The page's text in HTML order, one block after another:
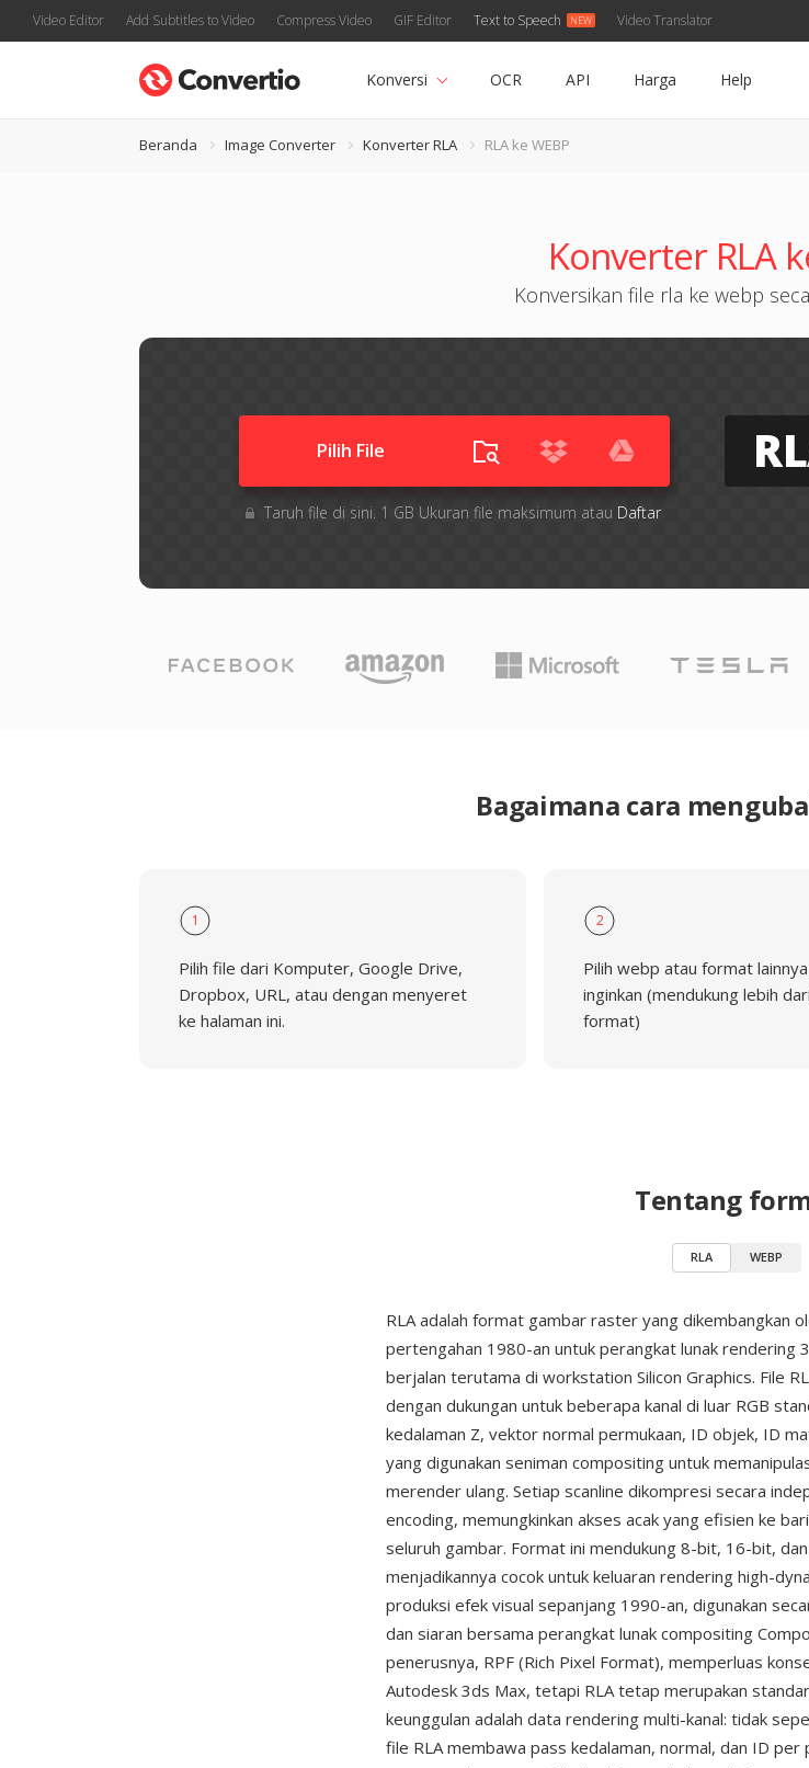
Video Editor Add Subtitles to Video Compress Video GIF Editor Text to Speech Video Translator
Konversi OCR API Harga Help
Beranda Image Converter Konverter RLA RLA ke WEBP
Konverter RLA
Konversikan file rla ke webp
Pilih File
Taruh file di sini. 1 GB Ukuran file maksimum atau Daftar
Bagaimana cara
1
Pilih file dari Komputer, Google Drive,
Dropbox, URL, atau dengan menyeret
ke halaman ini.
2
Pilih webp atau format
inginkan (mendukung lebih
format)
Tentang
RLA WEBP
RLA adalah format gambar raster yang dikembangkan
pertengahan 1980-an untuk perangkat lunak rendering
berjalan terutama di workstation Silicon Graphics. File
dengan dukungan untuk beberapa kanal di luar RGB
kedalaman Z, vektor normal permukaan, ID objek, ID
yang digunakan seniman compositing untuk
merender ulang. Setiap scanline dikompresi secara
encoding, memungkinkan akses acak yang efisien ke
seluruh gambar. Format ini mendukung 8-bit, 16-bit,
menjadikannya cocok untuk keluaran rendering high-
produksi efek visual sepanjang 1990-an, digunakan
dan siaran bersama perangkat lunak compositing
penerusnya, RPF (Rich Pixel Format), memperluas
Autodesk 3ds Max, tetapi RLA tetap merupakan
keunggulan adalah data rendering multi-kanal: tidak
file RLA membawa pass kedalaman, normal, dan ID per